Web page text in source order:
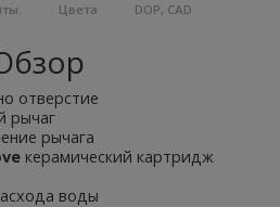
Цвета DOP, CAD
отверстие
рычаг
рычага
керамический картридж
воды